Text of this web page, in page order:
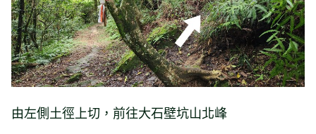
由左側土徑上切，前往大石壁坑山北峰